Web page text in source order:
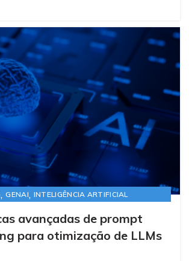
,GENAI, INTELIGÊNCIA ARTIFICIAL
avançadas de prompt
para otimização de LLMs